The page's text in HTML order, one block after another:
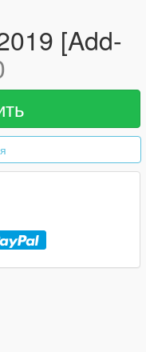
[Add-